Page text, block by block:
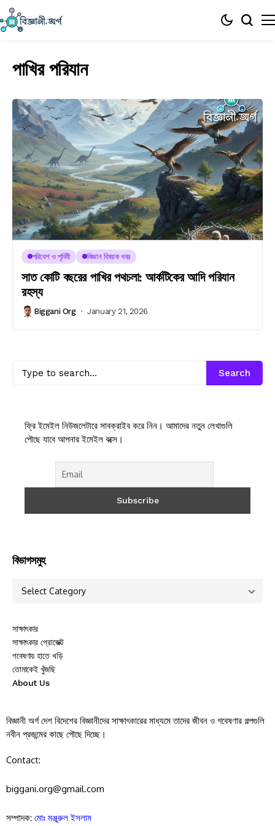
পাখির পরিযান
পরিবেশ ও পৃথিবী বিজ্ঞান বিষয়ক খবর
সাত কোটি বছরের পাখির পথচলা: আর্কটিকের আদি পরিযান
রহস্য
Biggani Org January 21, 2026
Search
ফ্রি ইমেইল নিউজলেটারে সাবক্রাইব করে নিন। আমাদের নতুন লেখাগুলি
পৌছে যাবে আপনার ইমেইল বক্সে।
বিভাগসমুহ
সাক্ষাৎকার
সাক্ষাৎকার প্রোজেক্ট
গবেষণায় হাতে খড়ি
তোমাকেই খুঁজছি
About Us
বিজ্ঞানী অর্গ দেশ বিদেশের বিজ্ঞানীদের সাক্ষাৎকারের মাধ্যমে তাদের জীবন ও গবেষণার গল্পগুলি
নবীন প্রজন্মের কাছে পৌছে দিচ্ছে।
Contact:
biggani.org@gmail.com
সম্পাদক: মোঃ মঞ্জুরুল ইসলাম